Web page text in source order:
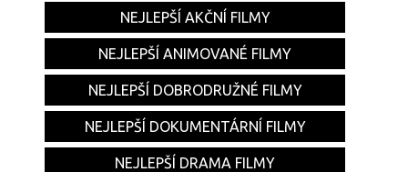
NEJLEPŠÍ AKČNÍ FILMY
NEJLEPŠÍ ANIMOVANÉ FILMY
NEJLEPŠÍ DOBRODRUŽNÉ FILMY
NEJLEPŠÍ DOKUMENTÁRNÍ FILMY
NEJLEPŠÍ DRAMA FILMY